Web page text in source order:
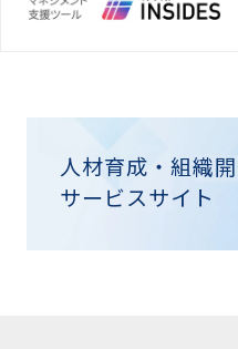
人材育成・組織
サービスサイト